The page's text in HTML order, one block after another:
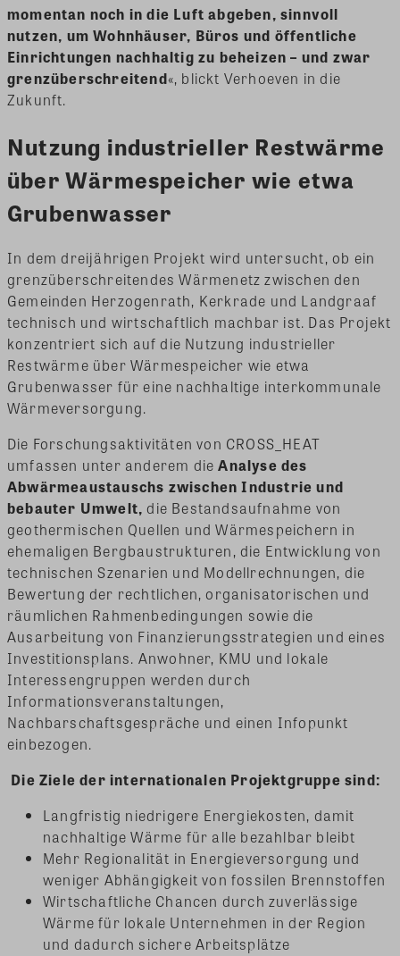
momentan noch in die Luft abgeben, sinnvoll
nutzen, um Wohnhäuser, Büros und öffentliche
Einrichtungen nachhaltig zu beheizen – und zwar
grenzüberschreitend«, blickt Verhoeven in die
Zukunft.
Nutzung industrieller Restwärme
über Wärmespeicher wie etwa
Grubenwasser
In dem dreijährigen Projekt wird untersucht, ob ein
grenzüberschreitendes Wärmenetz zwischen den
Gemeinden Herzogenrath, Kerkrade und Landgraaf
technisch und wirtschaftlich machbar ist. Das Projekt
konzentriert sich auf die Nutzung industrieller
Restwärme über Wärmespeicher wie etwa
Grubenwasser für eine nachhaltige interkommunale
Wärmeversorgung.
Die Forschungsaktivitäten von CROSS_HEAT
umfassen unter anderem dieAnalyse des
Abwärmeaustauschs zwischen Industrie und
bebauter Umwelt, die Bestandsaufnahme von
geothermischen Quellen und Wärmespeichern in
ehemaligen Bergbaustrukturen, die Entwicklung von
technischen Szenarien und Modellrechnungen, die
Bewertung der rechtlichen, organisatorischen und
räumlichen Rahmenbedingungen sowie die
Ausarbeitung von Finanzierungsstrategien und eines
Investitionsplans. Anwohner, KMU und lokale
Interessengruppen werden durch
Informationsveranstaltungen,
Nachbarschaftsgespräche und einen Infopunkt
einbezogen.
Die Ziele der internationalen Projektgruppe sind:
Langfristig niedrigere Energiekosten, damit
nachhaltige Wärme für alle bezahlbar bleibt
Mehr Regionalität in Energieversorgung und
weniger Abhängigkeit von fossilen Brennstoffen
Wirtschaftliche Chancen durch zuverlässige
Wärme für lokale Unternehmen in der Region
und dadurch sichere Arbeitsplätze